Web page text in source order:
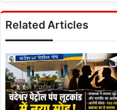
मां
ने
तोड़ी
चुप्पी,
बोलीं-
सब
ठीक
हो
जाएगा
Related Articles